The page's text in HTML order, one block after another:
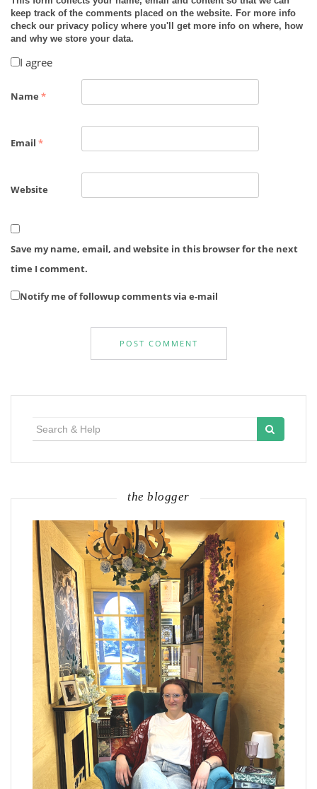
keep track of the comments placed on the website. For more info
check our privacy policy where you'll get more info on where, how
and why we store your data.
I agree
Name *
Email *
Website
Save my name, email, and website in this browser for the next
time I comment.
Notify me of followup comments via e-mail
the blogger